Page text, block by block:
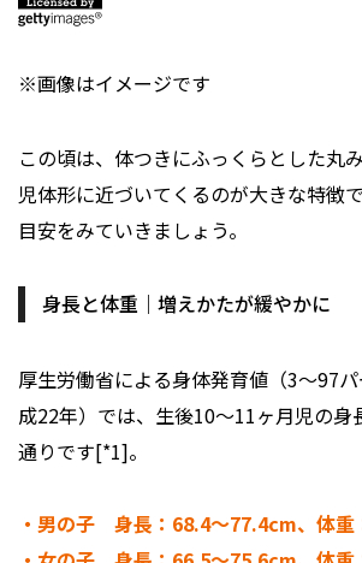
※画像はイメージです
この頃は、体つきにふっくらとした丸
児体形に近づいてくるのが大きな特徴
目安をみていきましょう。
身長と体重｜増えかたが緩やかに
厚生労働省による身体発育値（3～97
成22年）では、生後10～11ヶ月児の身
通りです[*1]。
・男の子 身長：68.4～77.4cm、体